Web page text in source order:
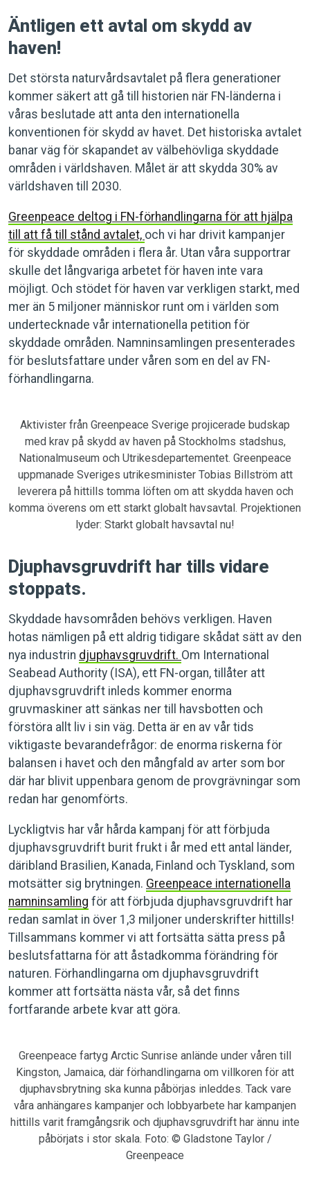
Äntligen ett avtal om skydd av
haven!
Det största naturvårdsavtalet på flera generationer
kommer säkert att gå till historien när FN-länderna i
våras beslutade att anta den internationella
konventionen för skydd av havet. Det historiska avtalet
banar väg för skapandet av välbehövliga skyddade
områden i världshaven. Målet är att skydda 30% av
världshaven till 2030.
Greenpeace deltog i FN-förhandlingarna för att hjälpa
till att få till stånd avtalet, och vi har drivit kampanjer
för skyddade områden i flera år. Utan våra supportrar
skulle det långvariga arbetet för haven inte vara
möjligt. Och stödet för haven var verkligen starkt, med
mer än 5 miljoner människor runt om i världen som
undertecknade vår internationella petition för
skyddade områden. Namninsamlingen presenterades
för beslutsfattare under våren som en del av FN-
förhandlingarna.
Aktivister från Greenpeace Sverige projicerade budskap
med krav på skydd av haven på Stockholms stadshus,
Nationalmuseum och Utrikesdepartementet. Greenpeace
uppmanade Sveriges utrikesminister Tobias Billström att
leverera på hittills tomma löften om att skydda haven och
komma överens om ett starkt globalt havsavtal. Projektionen
lyder: Starkt globalt havsavtal nu!
Djuphavsgruvdrift har tills vidare
stoppats.
Skyddade havsområden behövs verkligen. Haven
hotas nämligen på ett aldrig tidigare skådat sätt av den
nya industrin djuphavsgruvdrift. Om International
Seabead Authority (ISA), ett FN-organ, tillåter att
djuphavsgruvdrift inleds kommer enorma
gruvmaskiner att sänkas ner till havsbotten och
förstöra allt liv i sin väg. Detta är en av vår tids
viktigaste bevarandefrågor: de enorma riskerna för
balansen i havet och den mångfald av arter som bor
där har blivit uppenbara genom de provgrävningar som
redan har genomförts.
Lyckligtvis har vår hårda kampanj för att förbjuda
djuphavsgruvdrift burit frukt i år med ett antal länder,
däribland Brasilien, Kanada, Finland och Tyskland, som
motsätter sig brytningen. Greenpeace internationella
namninsamling för att förbjuda djuphavsgruvdrift har
redan samlat in över 1,3 miljoner underskrifter hittills!
Tillsammans kommer vi att fortsätta sätta press på
beslutsfattarna för att åstadkomma förändring för
naturen. Förhandlingarna om djuphavsgruvdrift
kommer att fortsätta nästa vår, så det finns
fortfarande arbete kvar att göra.
Greenpeace fartyg Arctic Sunrise anlände under våren till
Kingston, Jamaica, där förhandlingarna om villkoren för att
djuphavsbrytning ska kunna påbörjas inleddes. Tack vare
våra anhängares kampanjer och lobbyarbete har kampanjen
hittills varit framgångsrik och djuphavsgruvdrift har ännu inte
påbörjats i stor skala. Foto: © Gladstone Taylor /
Greenpeace